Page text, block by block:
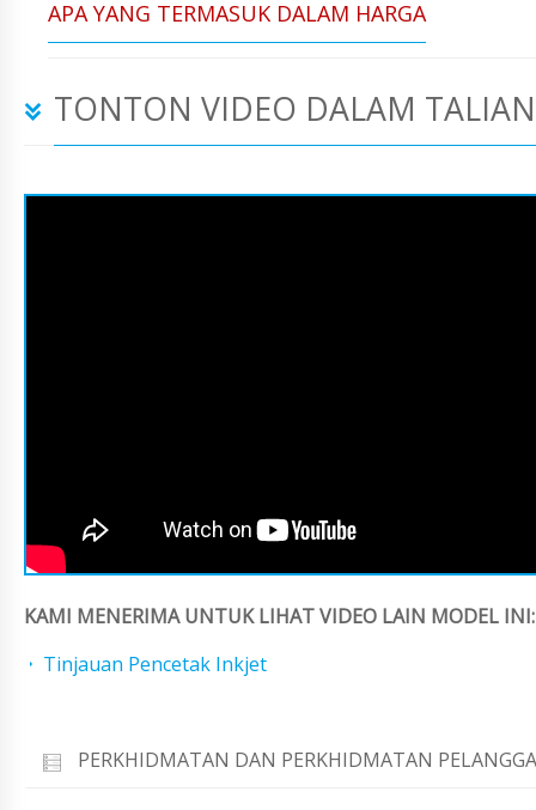
APA YANG TERMASUK DALAM HARGA
TONTON VIDEO DALAM TALIAN
KAMI MENERIMA UNTUK LIHAT VIDEO LAIN MODEL INI:
Tinjauan Pencetak Inkjet
PERKHIDMATAN DAN PERKHIDMATAN